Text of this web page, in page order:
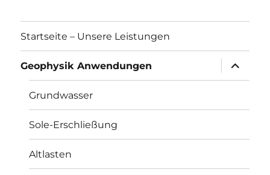
Startseite – Unsere Leistungen
Geophysik Anwendungen
öffnen
Grundwasser
Sole-Erschließung
Altlasten